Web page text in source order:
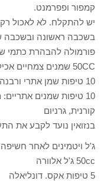
קמפור ופפרמנט.
יש להתקלח. לא לאכול
בשכבה ראשונה ובשכבה
פורמולה להבהרת כתמי
50CC שמנים צמחיים אכיליאה, מור
10 טיפות שמן אתרי ורבנה
10 טיפות שמנים
קורנית, גרניום
בנזואין נועד לקבע את
ג'ל ויטמינים לאחר
50cc ג'ל אלוורה
5 טיפות אקס. דונליאלה